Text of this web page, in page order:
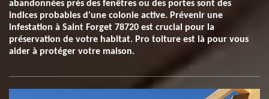
abandonnées près des fenêtres ou des portes sont des
indices probables d'une colonie active. Prévenir une
infestation à Saint Forget 78720 est crucial pour la
préservation de votre habitat. Pro toiture est là pour vous
aider à protéger votre maison.